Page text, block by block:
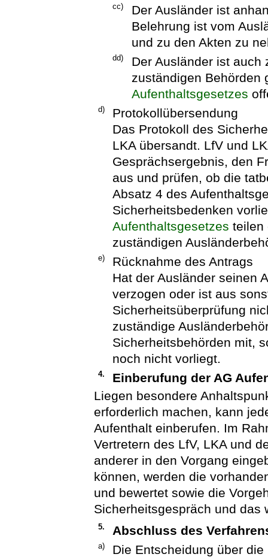
cc)
Der Ausländer ist
Belehrung ist vom
und zu den Akten zu
dd)
Der Ausländer ist auch
zuständigen Behörden
Aufenthaltsgesetzes
d)
Protokollübersendung
Das Protokoll des
LKA übersandt. LfV und
Gesprächsergebnis, den
aus und prüfen, ob die
Absatz 4 des
Sicherheitsbedenken
Aufenthaltsgesetzes teilen
zuständigen
e)
Rücknahme des Antrags
Hat der Ausländer seinen
verzogen oder ist aus
Sicherheitsüberprüfung
zuständige
Sicherheitsbehörden mit,
noch nicht vorliegt.
4.
Einberufung der AG
Liegen besondere
erforderlich machen, kann
Aufenthalt einberufen. Im
Vertretern des LfV, LKA und
anderer in den Vorgang
können, werden die
und bewertet sowie die
Sicherheitsgespräch und das
5. Abschluss des
a)
Die Entscheidung über